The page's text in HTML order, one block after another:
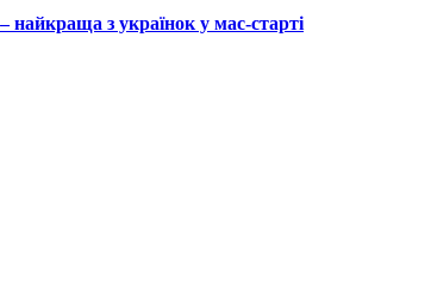
з українок у мас-старті